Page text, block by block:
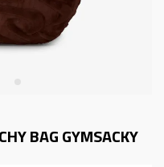
BAGGYMSACKY